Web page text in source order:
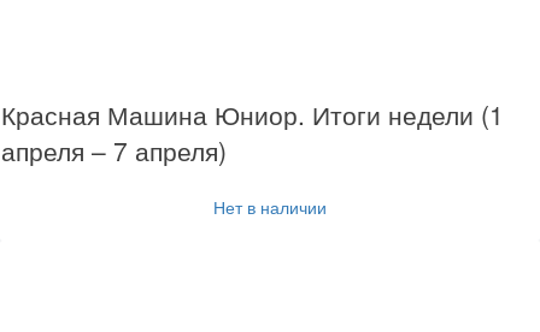
Красная Машина Юниор. Итоги недели (1
апреля – 7 апреля)
Нет в наличии